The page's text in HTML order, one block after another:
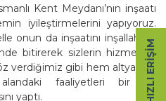
Kent Meydanı’nın inşaatı
iyileştirmelerini yapıyoruz.
onun da inşaatını inşallah en
bitirerek sizlerin hizmetine
verdiğimiz gibi hem altyapıda
faaliyetleri bir bir
yaptı.
HIZLI ERIŞIM